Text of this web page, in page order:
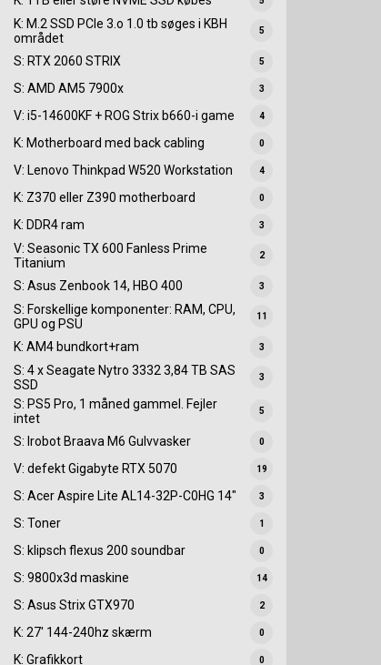
K: M.2 SSD PCIe 3.o 1.0 tb søges i KBH
området
5
S: RTX 2060 STRIX 5
S: AMD AM5 7900x 3
V: i5-14600KF + ROG Strix b660-i game 4
K: Motherboard med back cabling 0
V: Lenovo Thinkpad W520 Workstation 4
K: Z370 eller Z390 motherboard 0
K: DDR4 ram 3
V: Seasonic TX 600 Fanless Prime
Titanium
2
S: Asus Zenbook 14, HBO 400 3
S: Forskellige komponenter: RAM, CPU,
GPU og PSU
11
K: AM4 bundkort+ram 3
S: 4 x Seagate Nytro 3332 3,84 TB SAS
SSD
3
S: PS5 Pro, 1 måned gammel. Fejler
intet
5
S: Irobot Braava M6 Gulvvasker 0
V: defekt Gigabyte RTX 5070 19
S: Acer Aspire Lite AL14-32P-C0HG 14" 3
S: Toner 1
S: klipsch flexus 200 soundbar 0
S: 9800x3d maskine 14
S: Asus Strix GTX970 2
K: 27' 144-240hz skærm 0
K: Grafikkort 0